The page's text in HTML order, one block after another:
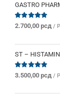
GASTRO
Ocenjeno
od 5
2.700,00 рсд /
ST –
Ocenjeno
od 5
3.500,00 рсд /